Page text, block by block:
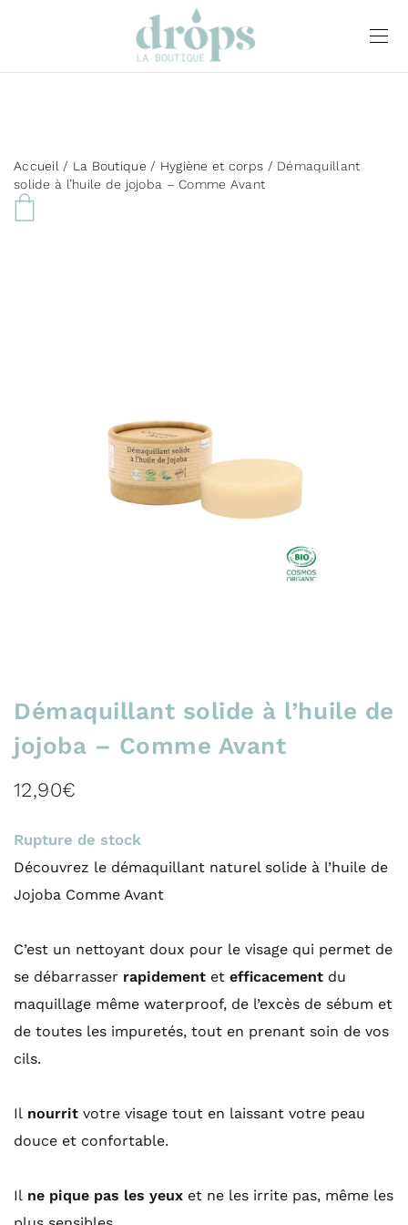
Accueil / La Boutique / Hygiène et corps / Démaquillant
solide à l’huile de jojoba – Comme Avant
Démaquillant solide à l’huile de
jojoba – Comme Avant
12,90€
Rupture de stock
Découvrez le démaquillant naturel solide à l’huile de
Jojoba Comme Avant
C’est un nettoyant doux pour le visage qui permet de
se débarrasser rapidement et efficacement du
maquillage même waterproof, de l’excès de sébum et
de toutes les impuretés, tout en prenant soin de vos
cils.
Il nourrit votre visage tout en laissant votre peau
douce et confortable.
Il ne pique pas les yeux et ne les irrite pas, même les